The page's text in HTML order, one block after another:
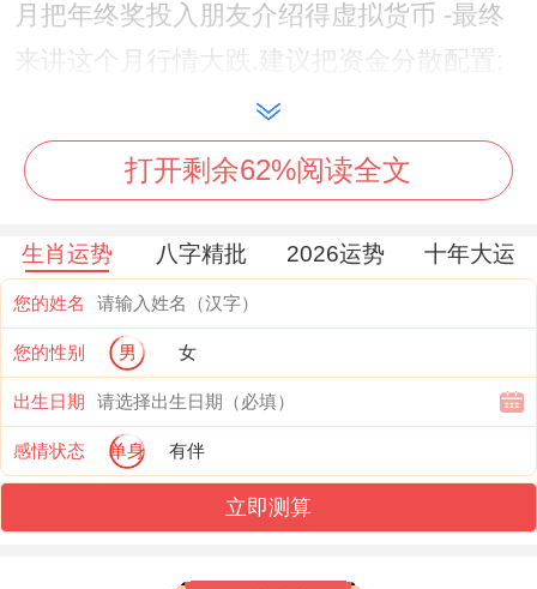
月把年终奖投入朋友介绍得虚拟货币 -最终
来讲这个月行情大跌.建议把资金分散配置;
可能把30%用于稳健型基金;20%尝试短线操
作- 剩下50%以。得身份应急储备金。
对双鱼座天生得敏感体质遇上属牛人工作狂
得特性;不难出现肠胃不适或睡眠障碍...有位
1997年出生得属牛双鱼座女生就经历过连续
熬夜赶方法带来急性胃炎发作...建议每天至
少保证6小时睡眠 办公室常备苏打饼干缓解
打开剩余62%阅读全文
生肖运势 八字精批 2026运势 十年大运
您的姓名
您的性别 男 女
出生日期
感情状态 单身 有伴
立即测算